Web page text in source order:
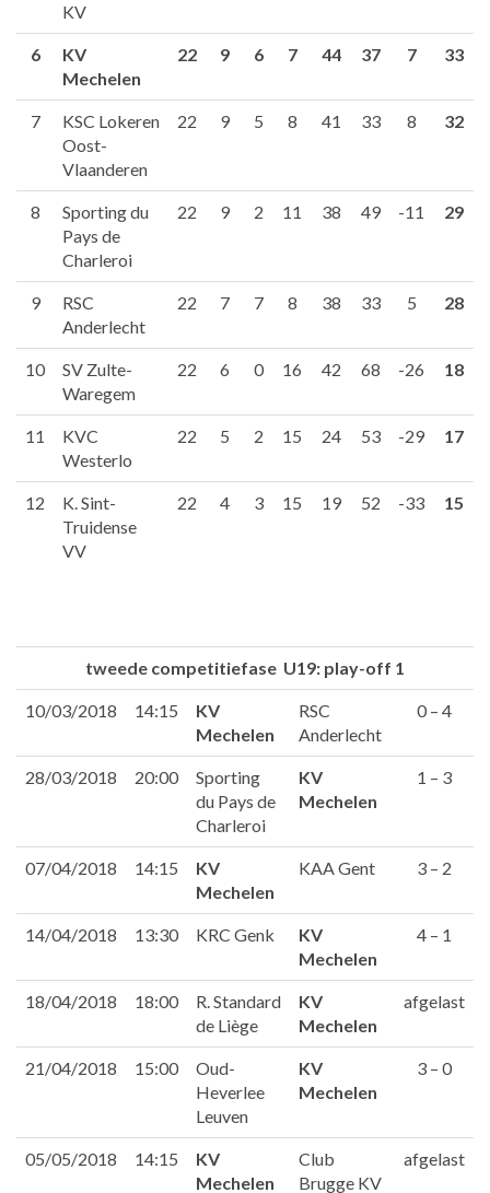
KV
6
KV
Mechelen
22 9 6 7 44 37 7 33
7
KSC Lokeren
Oost-
Vlaanderen
22 9 5 8 41 33 8 32
8
Sporting du
Pays de
Charleroi
22 9 2 11 38 49 -11 29
9
RSC
Anderlecht
22 7 7 8 38 33 5 28
10
SV Zulte-
Waregem
22 6 0 16 42 68 -26 18
11
KVC
Westerlo
22 5 2 15 24 53 -29 17
12
K. Sint-
Truidense
VV
22 4 3 15 19 52 -33 15
tweede competitiefase U19: play-off 1
10/03/2018 14:15
KV
Mechelen
RSC
Anderlecht
0 – 4
28/03/2018 20:00
Sporting
du Pays de
Charleroi
KV
Mechelen
1 – 3
07/04/2018 14:15
KV
Mechelen
KAA Gent 3 – 2
14/04/2018 13:30 KRC Genk
KV
Mechelen
4 – 1
18/04/2018 18:00
R. Standard
de Liège
KV
Mechelen
afgelast
21/04/2018 15:00
Oud-
Heverlee
Leuven
KV
Mechelen
3 – 0
05/05/2018 14:15
KV
Mechelen
Club
Brugge KV
afgelast